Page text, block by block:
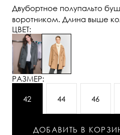
Двубортное полупальто
воротником. Длина выше
ЦВЕТ:
РАЗМЕР:
42 44 46
ДОБАВИТЬ В